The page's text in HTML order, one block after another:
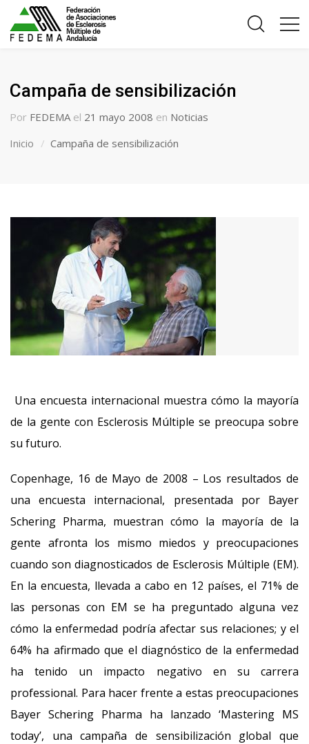
Campaña de sensibilización
Por FEDEMA el 21 mayo 2008 en Noticias
Inicio
Campaña de sensibilización
Una encuesta internacional muestra cómo la mayoría
de la gente con Esclerosis Múltiple se preocupa sobre
su futuro.
Copenhage, 16 de Mayo de 2008 – Los resultados de
una encuesta internacional, presentada por Bayer
Schering Pharma, muestran cómo la mayoría de la
gente afronta los mismo miedos y preocupaciones
cuando son diagnosticados de Esclerosis Múltiple (EM).
En la encuesta, llevada a cabo en 12 países, el 71% de
las personas con EM se ha preguntado alguna vez
cómo la enfermedad podría afectar sus relaciones; y el
64% ha afirmado que el diagnóstico de la enfermedad
ha tenido un impacto negativo en su carrera
professional. Para hacer frente a estas preocupaciones
Bayer Schering Pharma ha lanzado ‘Mastering MS
today’, una campaña de sensibilización global que